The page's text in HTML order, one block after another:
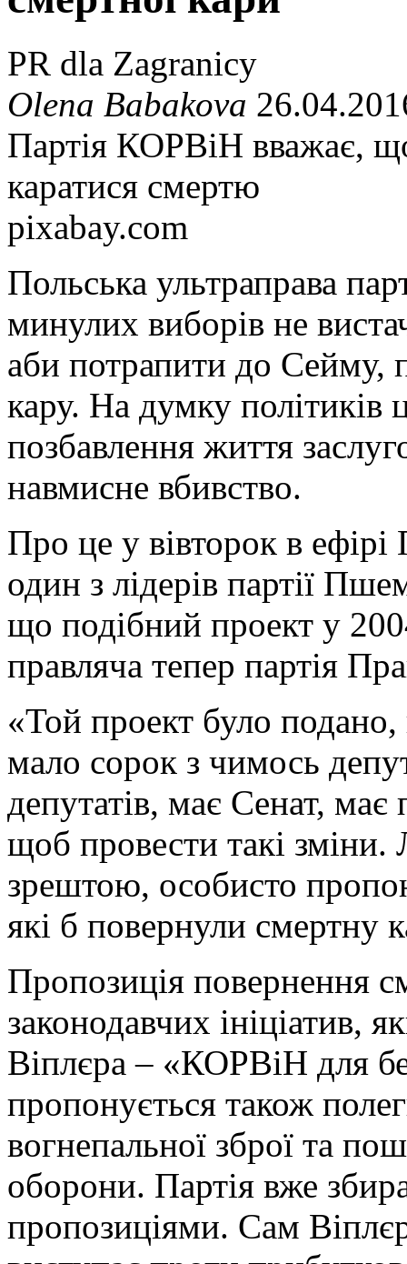
PR dla Zagranicy
Olena Babakova
Партія КОРВіН вважає,
каратися смертю
pixabay.com
Польська ультраправа
минулих виборів не
аби потрапити до Сейму,
кару. На думку політиків
позбавлення життя
навмисне вбивство.
Про це у вівторок в
один з лідерів партії
що подібний проект у
правляча тепер партія
«Той проект було подано,
мало сорок з чимось
депутатів, має Сенат,
щоб провести такі
зрештою, особисто
які б повернули смертну
Пропозиція повернення
законодавчих ініціатив,
Віплєра – «КОРВіН для
пропонується також
вогнепальної зброї та
оборони. Партія вже
пропозиціями. Сам